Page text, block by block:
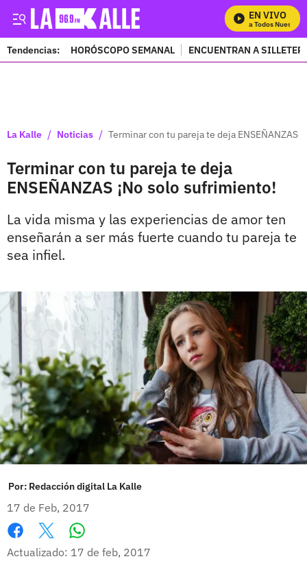
EN VIVO
Mira Todos Nuestros
Tendencias: HORÓSCOPO SEMANAL ENCUENTRAN A
La Kalle / Noticias / Terminar con tu pareja te deja ENSEÑANZAS
Terminar con tu pareja te deja
ENSEÑANZAS ¡No solo sufrimiento!
La vida misma y las experiencias de amor ten
enseñarán a ser más fuerte cuando tu pareja te
sea infiel.
Por: Redacción digital La Kalle
17 de Feb, 2017
Facebook
X
Actualizado: 17 de feb, 2017